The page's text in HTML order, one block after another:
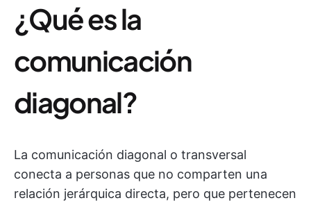
¿Qué es la
comunicación
diagonal?
La comunicación diagonal o transversal
conecta a personas que no comparten una
relación jerárquica directa, pero que pertenecen